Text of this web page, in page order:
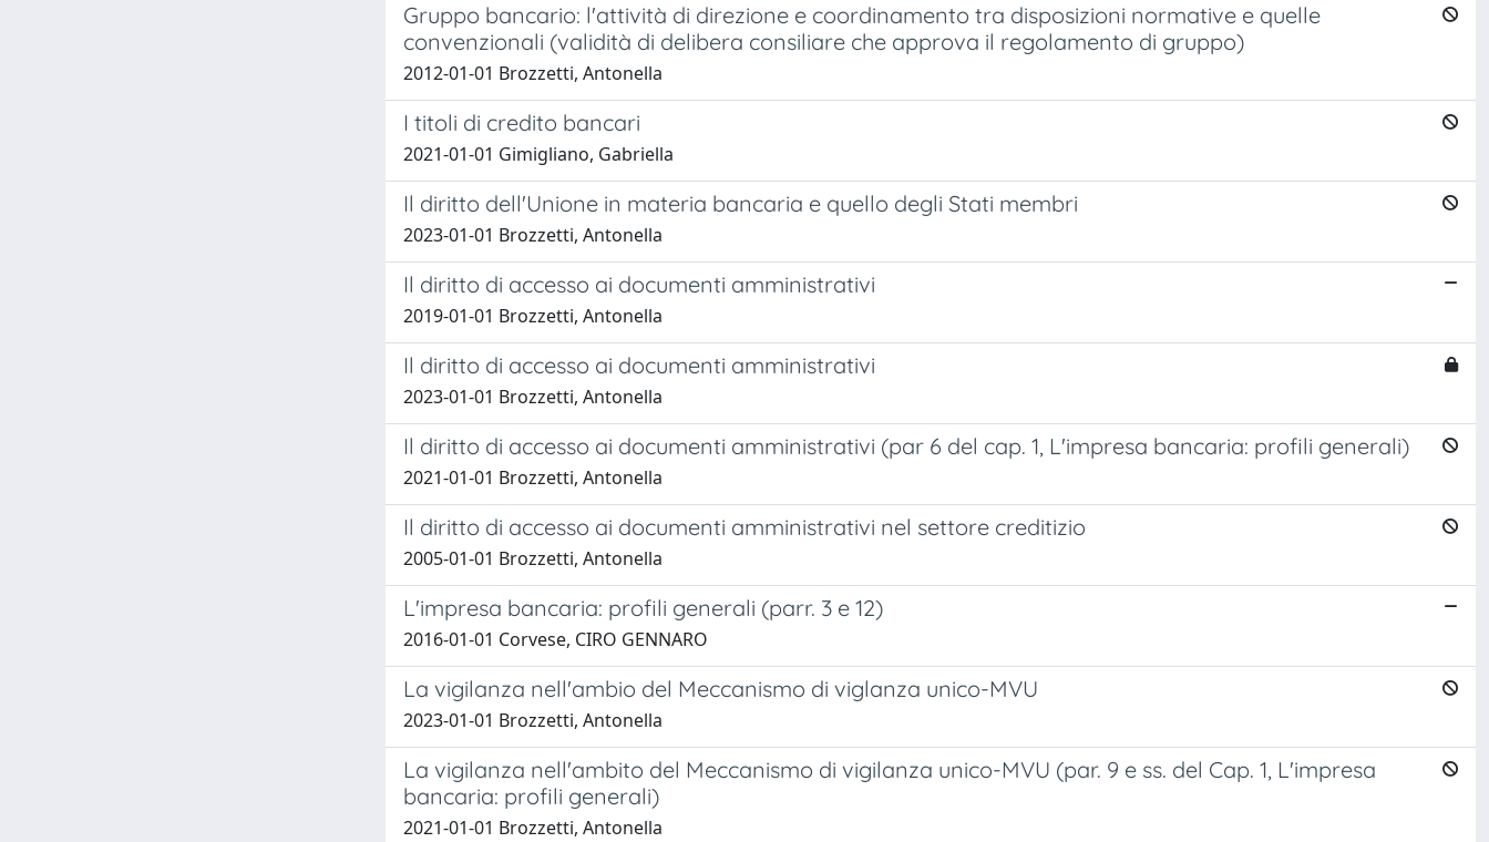
Gruppo bancario: l'attività di direzione e coordinamento tra disposizioni normative e quelle
convenzionali (validità di delibera consiliare che approva il regolamento di gruppo)
2012-01-01 Brozzetti, Antonella
I titoli di credito bancari
2021-01-01 Gimigliano, Gabriella
Il diritto dell'Unione in materia bancaria e quello degli Stati membri
2023-01-01 Brozzetti, Antonella
Il diritto di accesso ai documenti amministrativi
2019-01-01 Brozzetti, Antonella
Il diritto di accesso ai documenti amministrativi
2023-01-01 Brozzetti, Antonella
Il diritto di accesso ai documenti amministrativi (par 6 del cap. 1, L'impresa bancaria: profili generali)
2021-01-01 Brozzetti, Antonella
Il diritto di accesso ai documenti amministrativi nel settore creditizio
2005-01-01 Brozzetti, Antonella
L'impresa bancaria: profili generali (parr. 3 e 12)
2016-01-01 Corvese, CIRO GENNARO
La vigilanza nell'ambio del Meccanismo di viglanza unico-MVU
2023-01-01 Brozzetti, Antonella
La vigilanza nell'ambito del Meccanismo di vigilanza unico-MVU (par. 9 e ss. del Cap. 1, L'impresa
bancaria: profili generali)
2021-01-01 Brozzetti, Antonella